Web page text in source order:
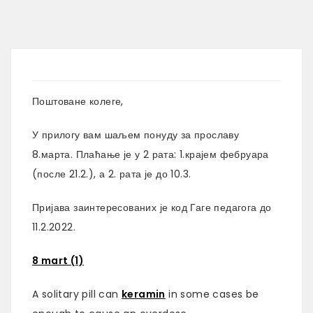
Поштоване колеге,
У прилогу вам шаљем понуду за прославу
8.марта. Плаћање је у 2 рата: 1.крајем фебруара
(после 21.2.), а 2. рата је до 10.3.
Пријава заинтересованих је код Гаге педагога до
11.2.2022.
8 mart (1)
A solitary pill can keramin in some cases be